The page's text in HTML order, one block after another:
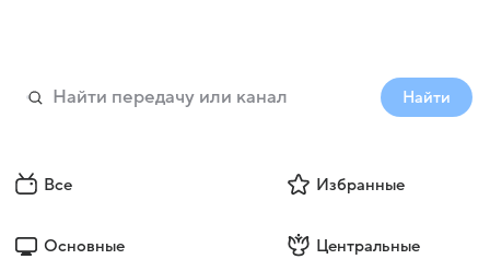
Найти
Все Избранные
Основные Центральные